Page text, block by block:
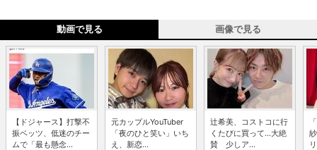
動画で見る 画像で見る
【ドジャース】打撃不
振ベッツ、低迷のチー
ムで「最も懸念...
元カップルYouTuber
「夜のひと笑い」いち
え、新恋...
辻希美、コストコに行
くたびに買って...大絶
賛 少しア...